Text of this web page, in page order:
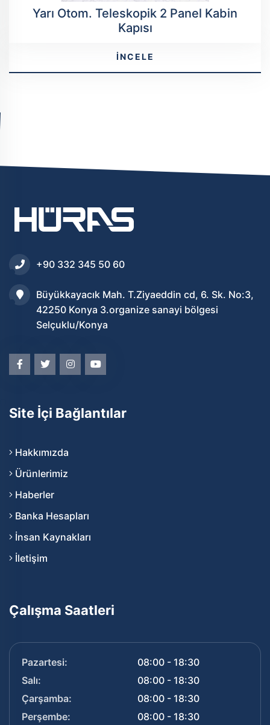
Yarı Otom. Teleskopik 2 Panel Kabin
Kapısı
İNCELE
+90 332 345 50 60
Büyükkayacık Mah. T.Ziyaeddin cd, 6. Sk. No:3,
42250 Konya 3.organize sanayi bölgesi
Selçuklu/Konya
Site İçi Bağlantılar
Hakkımızda
Ürünlerimiz
Haberler
Banka Hesapları
İnsan Kaynakları
İletişim
Çalışma Saatleri
Pazartesi:
08:00 - 18:30
Salı:
08:00 - 18:30
Çarşamba:
08:00 - 18:30
Perşembe:
08:00 - 18:30